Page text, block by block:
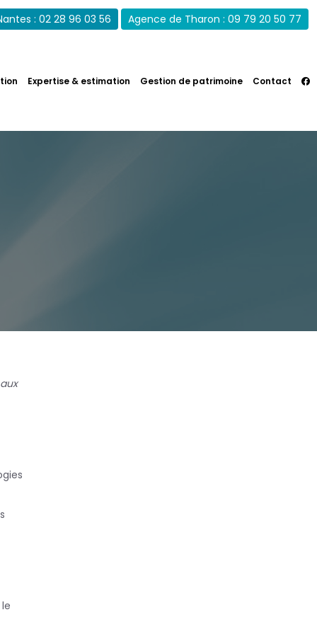
: 02 28 96 03 56 Agence de Tharon : 09 79 20 50 77
Gestion de patrimoine Contact
Expertise & estimation Gestion de patrimoine Contact